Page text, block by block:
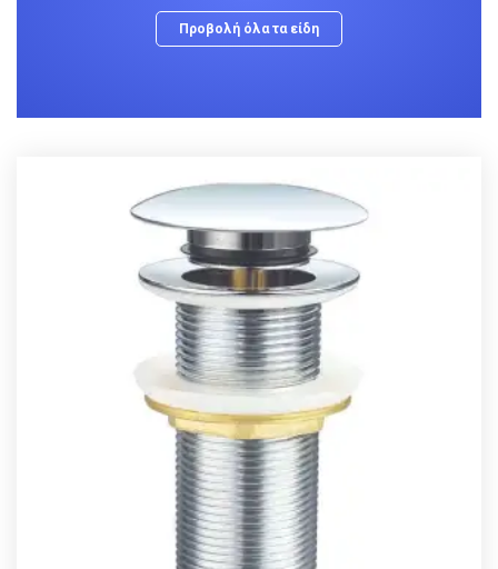
Προβολή όλα τα είδη